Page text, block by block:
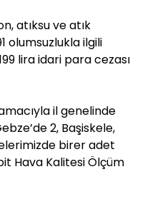
atıksu ve atık
olumsuzlukla ilgili
lira idari para cezası
il genelinde
2, Başiskele,
birer adet
Hava Kalitesi Ölçüm